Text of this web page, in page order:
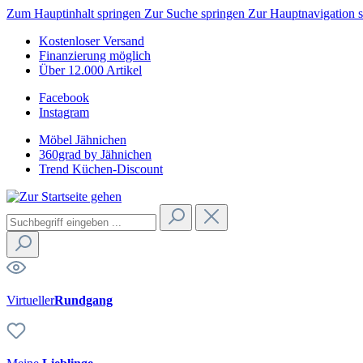
Zum Hauptinhalt springen Zur Suche springen Zur Hauptnavigation
Kostenloser Versand
Finanzierung möglich
Über 12.000 Artikel
Facebook
Instagram
Möbel Jähnichen
360grad by Jähnichen
Trend Küchen-Discount
VirtuellerRundgang